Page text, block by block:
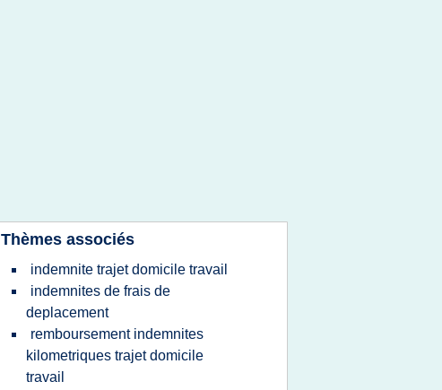
Thèmes associés
indemnite trajet domicile travail
indemnites de frais de
deplacement
remboursement indemnites
kilometriques trajet domicile
travail